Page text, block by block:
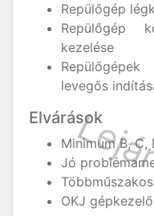
Repülőgép
Repülőgép
kezelése
levegős
Elvárások
Minimum B,
Jó
OKJ